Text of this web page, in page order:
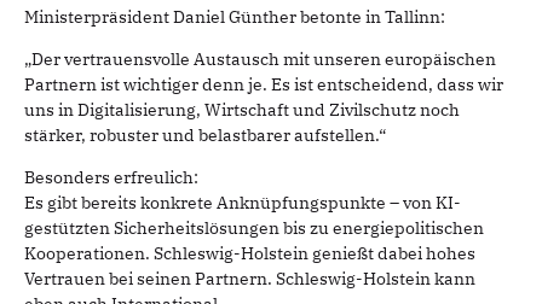
Ministerpräsident Daniel Günther betonte in Tallinn:
„Der vertrauensvolle Austausch mit unseren europäischen
Partnern ist wichtiger denn je. Es ist entscheidend, dass wir
uns in Digitalisierung, Wirtschaft und Zivilschutz noch
stärker, robuster und belastbarer aufstellen.“
Besonders erfreulich:
Es gibt bereits konkrete Anknüpfungspunkte – von KI-
gestützten Sicherheitslösungen bis zu energiepolitischen
Kooperationen. Schleswig-Holstein genießt dabei hohes
Vertrauen bei seinen Partnern. Schleswig-Holstein kann